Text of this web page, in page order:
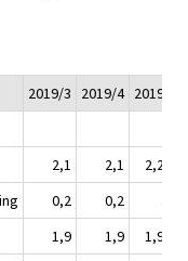
2019/3 2019/4 2019
2,1 2,1
2,2
0,2 0,2
1,9 1,9
1,9